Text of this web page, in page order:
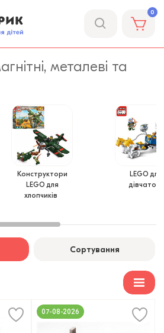
0
металеві та
Конструктори
LEGO для
хлопчиків
LEGO для
дівчаток
Сортування
07-08-2026